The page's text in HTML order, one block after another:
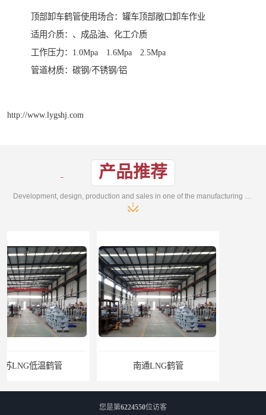
顶部卸车鹤管使用场合：罐车顶部敞口卸车作业
适用介质：、成品油、化工介质
工作压力：1.0Mpa 1.6Mpa 2.5Mpa
管道材质：碳钢/不锈钢/铝
http://www.lygshj.com
产品推荐
南通LNG鹤管 江苏LNG鹤管
您是第6224550位访客